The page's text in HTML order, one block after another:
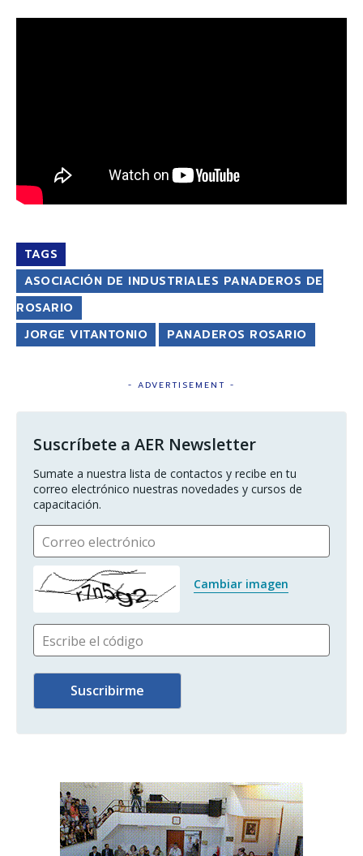
TAGS
ASOCIACIÓN DE INDUSTRIALES PANADEROS DE
ROSARIO
JORGE VITANTONIO
PANADEROS ROSARIO
- ADVERTISEMENT -
Suscríbete a AER Newsletter
Sumate a nuestra lista de contactos y recibe en tu
correo electrónico nuestras novedades y cursos de
capacitación.
Correo electrónico
Cambiar imagen
Escribe el código